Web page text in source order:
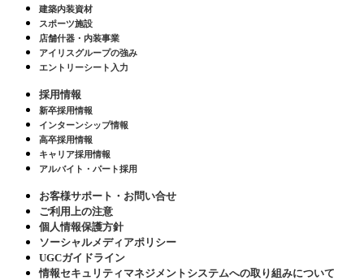
建築内装資材
スポーツ施設
店舗什器・内装事業
アイリスグループの強み
エントリーシート入力
採用情報
新卒採用情報
インターンシップ情報
高卒採用情報
キャリア採用情報
アルバイト・パート採用
お客様サポート・お問い合せ
ご利用上の注意
個人情報保護方針
ソーシャルメディアポリシー
UGCガイドライン
情報セキュリティマネジメントシステムへの取り組みについて